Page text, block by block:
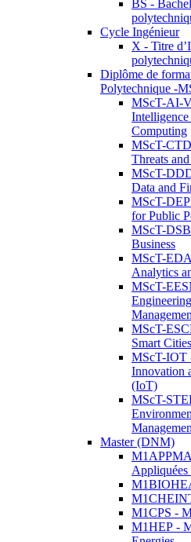
BS -
Cycle Ingénieur
X - Titre
Diplôme de
Polytechnique -
MScT-AI-
Computing
MScT-
Threats
MScT-
Data and
MScT-
for Public
MScT-
Business
MScT-
Analytics
MScT-
MScT-
Smart
MScT-IOT
Innovation
(IoT)
MScT-
Master (DNM)
Appliquées
M1CPS -
M1HEP -